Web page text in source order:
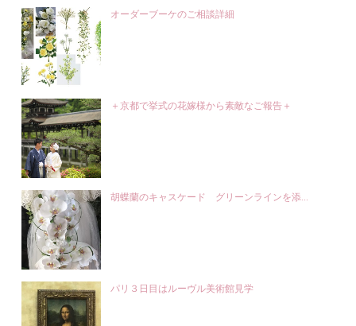
オーダーブーケのご相談詳細
＋京都で挙式の花嫁様から素敵なご報告＋
胡蝶蘭のキャスケード グリーンラインを添...
パリ３日目はルーヴル美術館見学